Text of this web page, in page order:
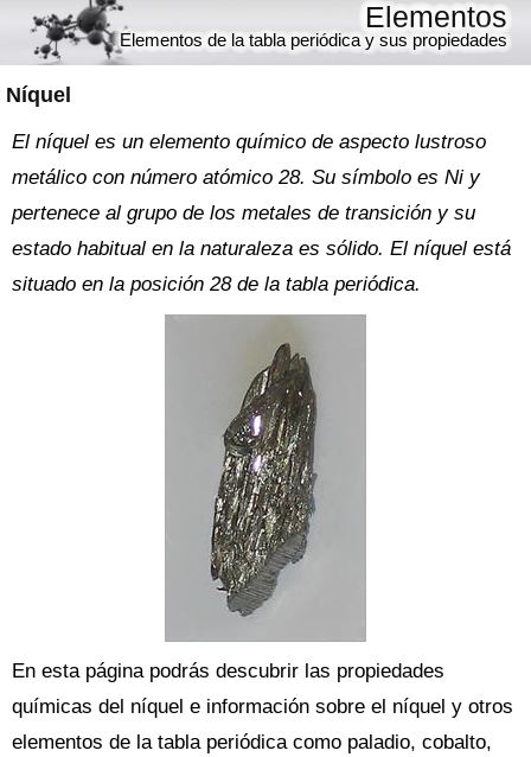
Níquel
Elementos
Elementos de la tabla periódica y sus propiedades
El níquel es un elemento químico de aspecto lustroso
metálico con número atómico 28. Su símbolo es Ni y
pertenece al grupo de los metales de transición y su
estado habitual en la naturaleza es sólido. El níquel está
situado en la posición 28 de la tabla periódica.
En esta página podrás descubrir las propiedades
químicas del níquel e información sobre el níquel y otros
elementos de la tabla periódica como paladio, cobalto,